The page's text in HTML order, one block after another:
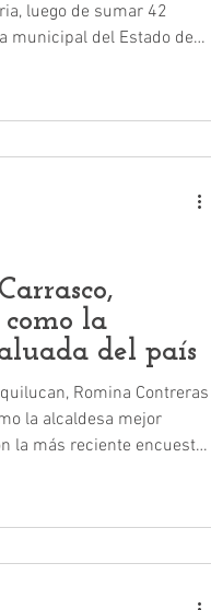
luego de sumar 42
municipal del Estado de
en primer lugar
la
del país
Romina Contreras
la alcaldesa mejor
la más reciente encuesta